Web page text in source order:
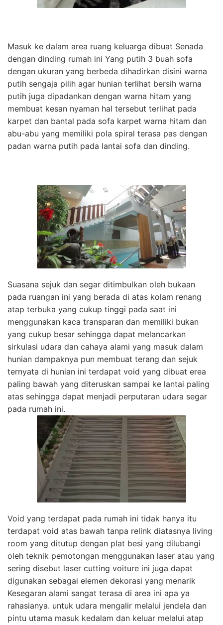
Masuk ke dalam area ruang keluarga dibuat Senada
dengan dinding rumah ini Yang putih 3 buah sofa
dengan ukuran yang berbeda dihadirkan disini warna
putih sengaja pilih agar hunian terlihat bersih warna
putih juga dipadankan dengan warna hitam yang
membuat kesan nyaman hal tersebut terlihat pada
karpet dan bantal pada sofa karpet warna hitam dan
abu-abu yang memiliki pola spiral terasa pas dengan
padan warna putih pada lantai sofa dan dinding.
Suasana sejuk dan segar ditimbulkan oleh bukaan
pada ruangan ini yang berada di atas kolam renang
atap terbuka yang cukup tinggi pada saat ini
menggunakan kaca transparan dan memiliki bukan
yang cukup besar sehingga dapat melancarkan
sirkulasi udara dan cahaya alami yang masuk dalam
hunian dampaknya pun membuat terang dan sejuk
ternyata di hunian ini terdapat void yang dibuat erea
paling bawah yang diteruskan sampai ke lantai paling
atas sehingga dapat menjadi perputaran udara segar
pada rumah ini.
Void yang terdapat pada rumah ini tidak hanya itu
terdapat void atas bawah tanpa relink diatasnya living
room yang ditutup dengan plat besi yang dilubangi
oleh teknik pemotongan menggunakan laser atau yang
sering disebut laser cutting voiture ini juga dapat
digunakan sebagai elemen dekorasi yang menarik
Kesegaran alami sangat terasa di area ini apa ya
rahasianya. untuk udara mengalir melalui jendela dan
pintu utama masuk kedalam dan keluar melalui atap